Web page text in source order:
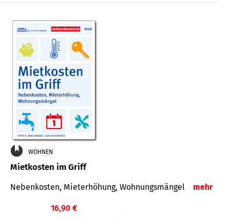
WOHNEN
Mietkosten im Griff
Nebenkosten, Mieterhöhung, Wohnungsmängel mehr
16,90 €